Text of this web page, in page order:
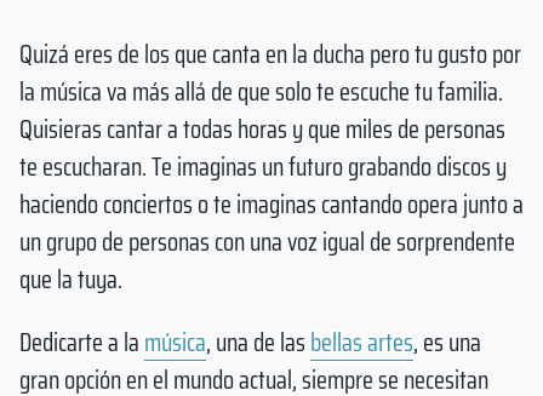
Quizá eres de los que canta en la ducha pero tu gusto por
la música va más allá de que solo te escuche tu familia.
Quisieras cantar a todas horas y que miles de personas
te escucharan. Te imaginas un futuro grabando discos y
haciendo conciertos o te imaginas cantando opera junto a
un grupo de personas con una voz igual de sorprendente
que la tuya.
Dedicarte a lamúsica, una de lasbellas artes, es una
gran opción en el mundo actual, siempre se necesitan